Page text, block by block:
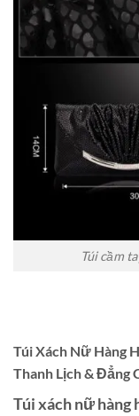
Túi cầm
Túi Xách Nữ Hàng
Thanh Lịch & Đẳng
Túi xách nữ hàng